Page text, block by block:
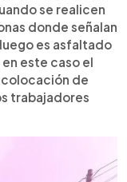
se realicen
donde señalan
es asfaltado
este caso el
colocación de
trabajadores